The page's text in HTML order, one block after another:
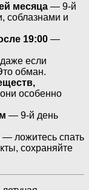
месяца — 9-й
соблазнами и
19:00 —
если
обман.
особенно
— 9-й день
— ложитесь спать
сохраняйте